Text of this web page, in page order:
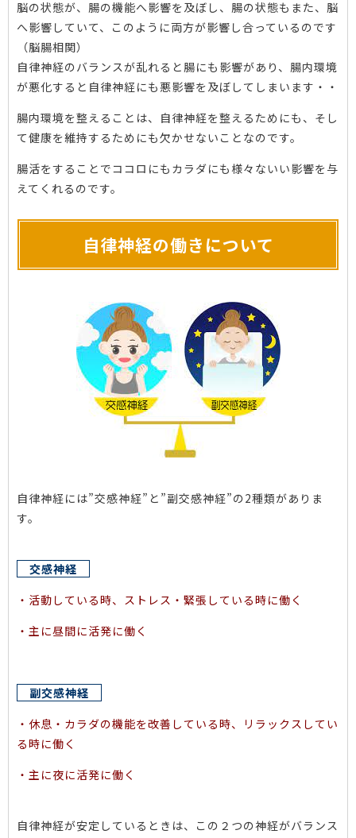
脳の状態が、腸の機能へ影響を及ぼし、腸の状態もまた、脳
へ影響していて、このように両方が影響し合っているのです
（脳腸相関）
自律神経のバランスが乱れると腸にも影響があり、腸内環境
が悪化すると自律神経にも悪影響を及ぼしてしまいます・・
腸内環境を整えることは、自律神経を整えるためにも、そし
て健康を維持するためにも欠かせないことなのです。
腸活をすることでココロにもカラダにも様々ないい影響を与
えてくれるのです。
自律神経の働きについて
自律神経には”交感神経”と”副交感神経”の2種類がありま
す。
交感神経
・活動している時、ストレス・緊張している時に働く
・主に昼間に活発に働く
副交感神経
・休息・カラダの機能を改善している時、リラックスしてい
る時に働く
・主に夜に活発に働く
自律神経が安定しているときは、この２つの神経がバランス